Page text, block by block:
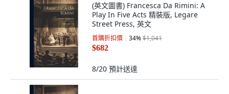
(英文圖書) Francesca Da Rimini: A
Play In Five Acts 精裝版, Legare
Street Press, 英文
首購折扣價 34%$1,041
$682
8/20 預計送達